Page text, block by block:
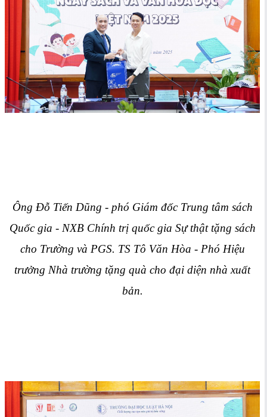
Ông Đỗ Tiến Dũng - phó Giám đốc Trung tâm sách
Quốc gia - NXB Chính trị quốc gia Sự thật tặng sách
cho Trường và PGS. TS Tô Văn Hòa - Phó Hiệu
trưởng Nhà trường tặng quà cho đại diện nhà xuất
bản.